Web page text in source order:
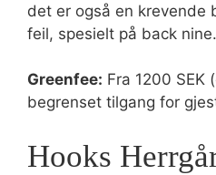
det er også en krevende
feil, spesielt på back nine.
Greenfee: Fra 1200 SEK
begrenset tilgang for
Hooks